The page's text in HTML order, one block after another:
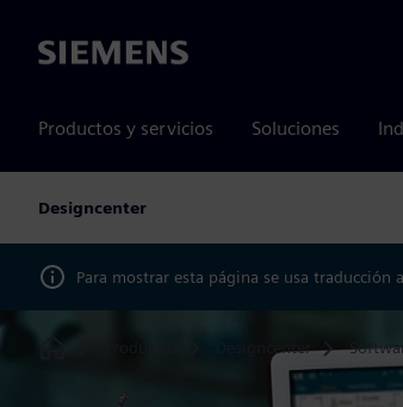
Siemens
Productos y servicios Soluciones
Designcenter
Para mostrar esta página se usa traducción
Designcenter